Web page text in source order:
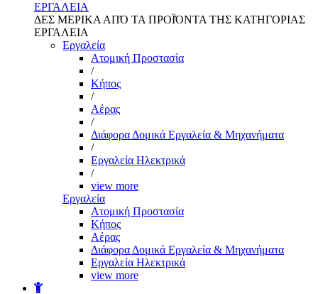
ΕΡΓΑΛΕΙΑ
ΔΕΣ ΜΕΡΙΚΑ ΑΠΌ ΤΑ ΠΡΟΪΌΝΤΑ ΤΗΣ ΚΑΤΗΓΟΡΙΑΣ
ΕΡΓΑΛΕΙΑ
Εργαλεία
Aτομική Προστασία
/
Kήπος
/
Αέρας
/
Διάφορα Δομικά Εργαλεία & Μηχανήματα
/
Εργαλεία Ηλεκτρικά
/
view more
Εργαλεία
Aτομική Προστασία
Kήπος
Αέρας
Διάφορα Δομικά Εργαλεία & Μηχανήματα
Εργαλεία Ηλεκτρικά
view more